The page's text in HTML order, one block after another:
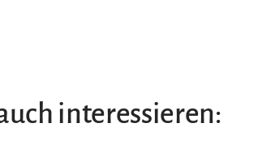
interessieren: